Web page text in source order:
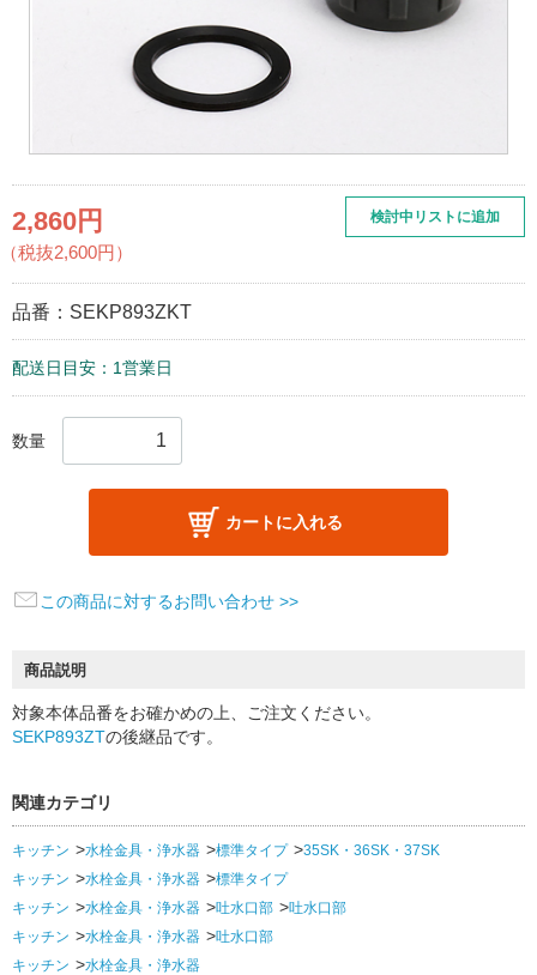
2,860円
（税抜2,600円）
品番： SEKP893ZKT
配送日目安：1営業日
検討中リストに追加
数量
カートに入れる
この商品に対するお問い合わせ >>
商品説明
対象本体品番をお確かめの上、ご注文ください。
SEKP893ZTの後継品です。
関連カテゴリ
キッチン 水栓金具・浄水器 標準タイプ
35SK・36SK・37SK
キッチン
水栓金具・浄水器
標準タイプ
キッチン
水栓金具・浄水器 吐水口部
吐水口部
キッチン
水栓金具・浄水器
吐水口部
キッチン
水栓金具・浄水器